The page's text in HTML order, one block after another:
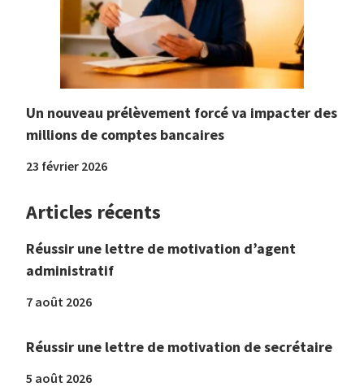
Un nouveau prélèvement forcé va impacter des
millions de comptes bancaires
23 février 2026
Articles récents
Réussir une lettre de motivation d’agent
administratif
7 août 2026
Réussir une lettre de motivation de secrétaire
5 août 2026